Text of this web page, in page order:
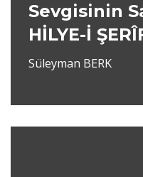
Sevgisinin
HİLYE-İ
Süleyman BERK